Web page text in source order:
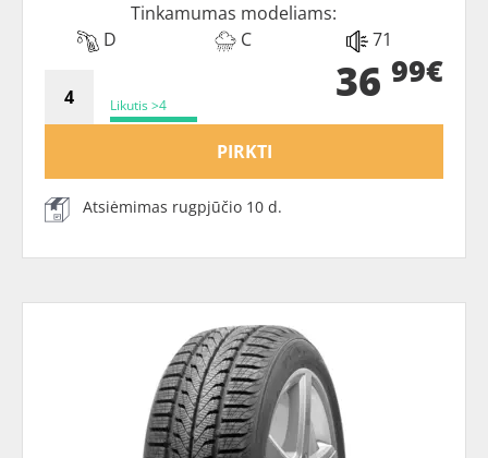
Tinkamumas modeliams:
D
C 71
Likutis >4 36 99€
PIRKTI
Atsiėmimas rugpjūčio 10 d.